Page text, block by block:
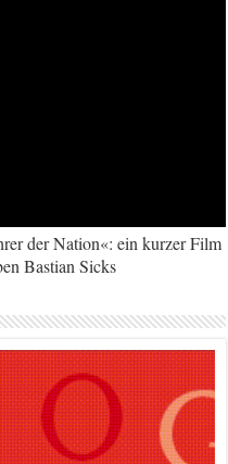
der Nation«: ein kurzer Film
Bastian Sicks